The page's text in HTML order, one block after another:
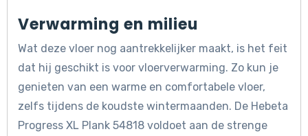
Verwarming en milieu
Wat deze vloer nog aantrekkelijker maakt, is het feit
dat hij geschikt is voor vloerverwarming. Zo kun je
genieten van een warme en comfortabele vloer,
zelfs tijdens de koudste wintermaanden. De Hebeta
Progress XL Plank 54818 voldoet aan de strenge